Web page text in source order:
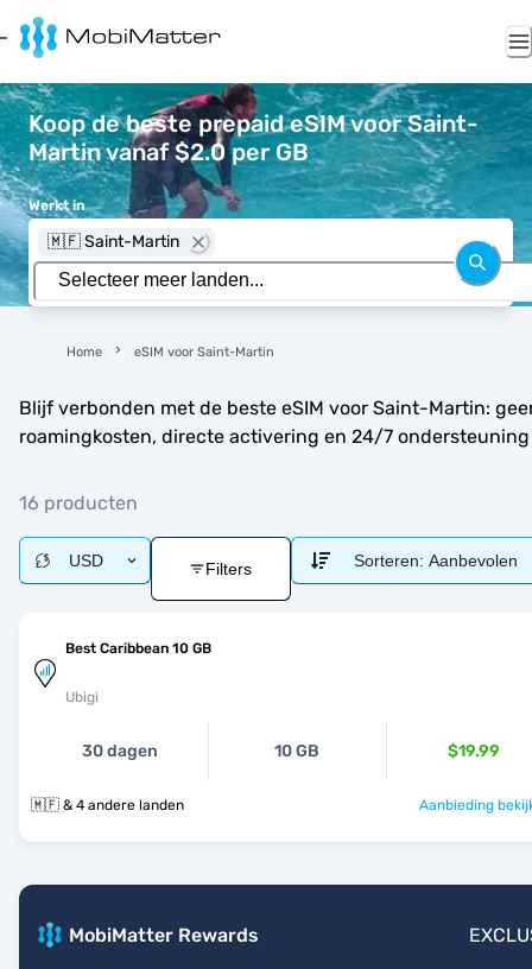
Koop de beste prepaid eSIM voor Saint-
Martin vanaf $2.0 per GB
Werkt in
🇲🇫 Saint-Martin
Home eSIM voor Saint-Martin
Blijf verbonden met de beste eSIM voor Saint-Martin:
roamingkosten, directe activering en 24/7 ondersteuning
16 producten
USD Filters Sorteren: Aanbevolen
Best Caribbean 10 GB
Ubigi
30 dagen 10 GB $19.99
🇲🇫 & 4 andere landen Aanbieding
MobiMatter Rewards